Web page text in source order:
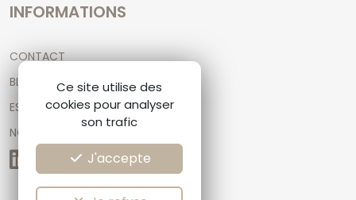
INFORMATIONS
CONTACT
BLOG D'ARTICLES JURIDIQUES
ESPACE CLIENT
NOS RÉSEAUX
Ce site utilise des
cookies pour analyser
son trafic
J'accepte